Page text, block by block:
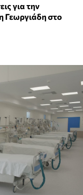
για την
Γεωργιάδη στο